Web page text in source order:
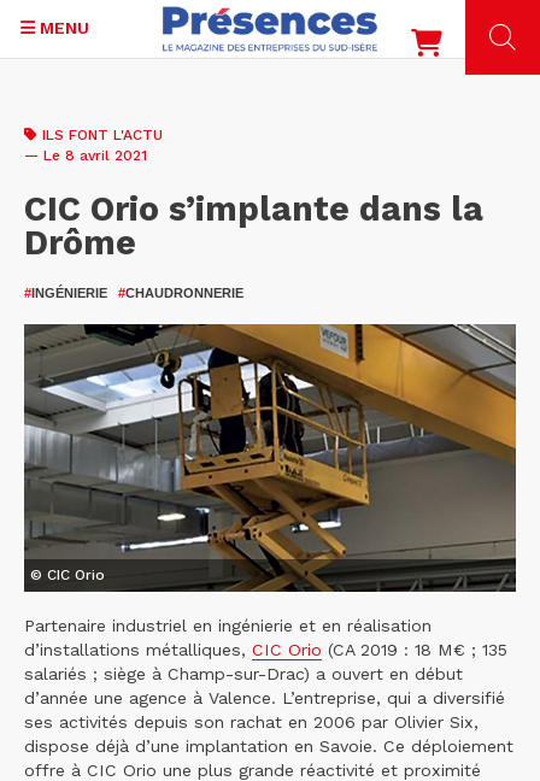
contenu
MENU
ILS FONT L'ACTU
— Le 8 avril 2021
CIC Orio s’implante dans la
Drôme
#INGÉNIERIE #CHAUDRONNERIE
© CIC Orio
Partenaire industriel en ingénierie et en réalisation
d’installations métalliques, CIC Orio (CA 2019 : 18 M€ ; 135
salariés ; siège à Champ-sur-Drac) a ouvert en début
d’année une agence à Valence. L’entreprise, qui a diversifié
ses activités depuis son rachat en 2006 par Olivier Six,
dispose déjà d’une implantation en Savoie. Ce déploiement
offre à CIC Orio une plus grande réactivité et proximité